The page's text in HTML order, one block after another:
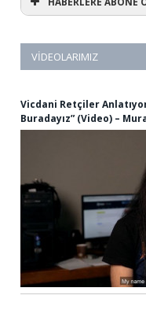
VIDEOLARIMIZ
Vicdani Retçiler
Buradayız” (Video) –